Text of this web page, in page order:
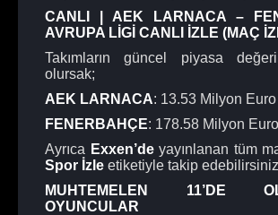
CANLI | AEK LARNACA –
AVRUPA LİGİ CANLI İZLE (MAÇ
Takımların güncel piyasa
olursak;
AEK LARNACA: 13.53 Milyon Euro
FENERBAHÇE: 178.58 Milyon Euro
Ayrıca Exxen’deyayınlanan tüm
Spor İzle etiketiyle takip
MUHTEMELEN 11’DE
OYUNCULAR